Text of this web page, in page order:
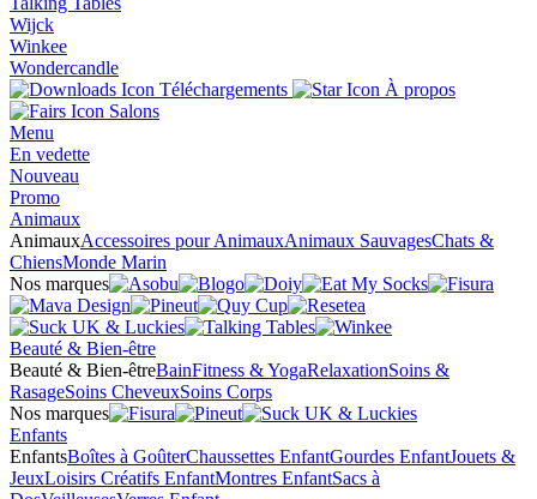
Wijck
Winkee
Wondercandle
Téléchargements
À propos
Salons
Menu
En vedette
Nouveau
Promo
Animaux
AnimauxAccessoires pour AnimauxAnimaux SauvagesChats &
ChiensMonde Marin
Nos marques
Beauté & Bien-être
Beauté & Bien-êtreBainFitness & YogaRelaxationSoins &
RasageSoins CheveuxSoins Corps
Nos marques
Enfants
EnfantsBoîtes à GoûterChaussettes EnfantGourdes EnfantJouets &
JeuxLoisirs Créatifs EnfantMontres EnfantSacs à